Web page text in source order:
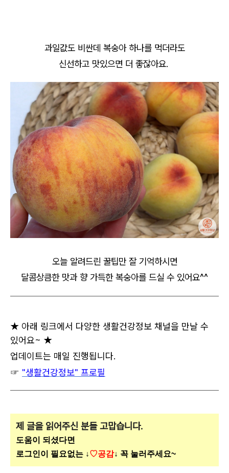
과일값도 비싼데 복숭아 하나를 먹더라도
신선하고 맛있으면 더 좋잖아요.
오늘 알려드린 꿀팁만 잘 기억하시면
달콤상큼한 맛과 향 가득한 복숭아를 드실 수 있어요^^
★ 아래 링크에서 다양한 생활건강정보 채널을 만날 수
있어요~ ★
업데이트는 매일 진행됩니다.
☞ "생활건강정보" 프로필
제 글을 읽어주신 분들 고맙습니다.
도움이 되셨다면
로그인이 필요없는 ↓♡공감↓ 꼭 눌러주세요~